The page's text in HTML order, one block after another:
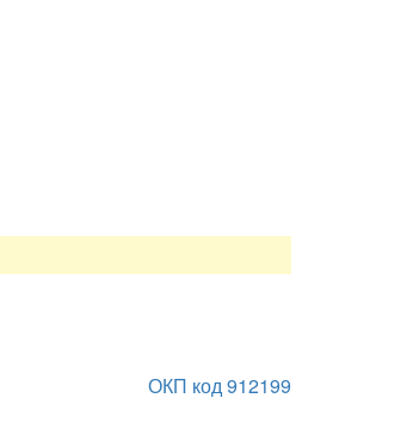
ОКП код 912199